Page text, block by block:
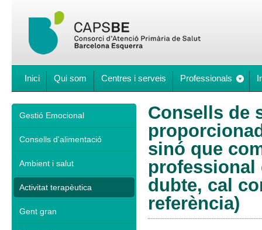
Inici Qui som Centres i serveis Professionals
Gestió Emocional
Consells d'alimentació
Ambient i salut
Activitat terapèutica
Gent gran
Consells de
sinó que
professional
dubte, cal
referència)